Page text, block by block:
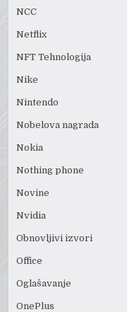
NCC
Netflix
NFT Tehnologija
Nike
Nintendo
Nobelova nagrada
Nokia
Nothing phone
Novine
Nvidia
Obnovljivi izvori
Office
Oglašavanje
OnePlus